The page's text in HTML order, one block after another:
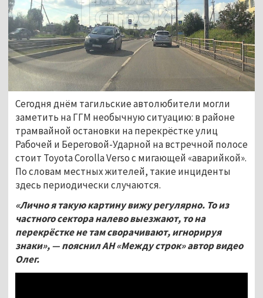
Сегодня днём тагильские автолюбители могли
заметить на ГГМ необычную ситуацию: в районе
трамвайной остановки на перекрёстке улиц
Рабочей и Береговой-Ударной на встречной полосе
стоит Toyota Corolla Verso с мигающей «аварийкой».
По словам местных жителей, такие инциденты
здесь периодически случаются.
«Лично я такую картину вижу регулярно. То из
частного сектора налево выезжают, то на
перекрёстке не там сворачивают, игнорируя
знаки», — пояснил АН «Между строк» автор видео
Олег.